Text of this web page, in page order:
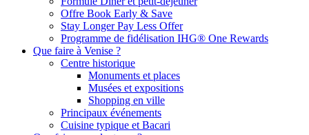
Offre Book Early & Save
Stay Longer Pay Less Offer
Programme de fidélisation IHG® One Rewards
Que faire à Venise ?
Centre historique
Monuments et places
Musées et expositions
Shopping en ville
Principaux événements
Cuisine typique et Bacari